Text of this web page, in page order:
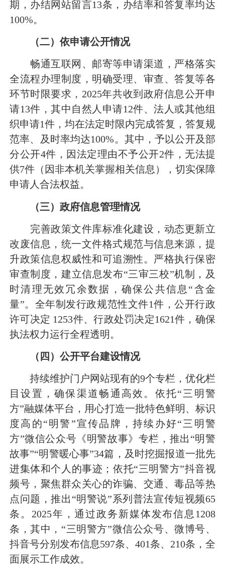
期，办结网站留言13条，办结率和答复率均达
100%。
（二） 依申请公开情况
畅通互联网、邮寄等申请渠道，严格落实
全流程办理制度，明确受理、审查、答复等各
环节时限要求，2025年共收到政府信息公开申
请13件，其中自然人申请12件、法人或其他组
织申请1件，均在法定时限内完成答复，答复规
范率、及时率均达100%。其中，予以公开及部
分公开4件，因法定理由不予公开2件，无法提
供7件（因非本机关掌握相关信息），切实保障
申请人合法权益。
（三） 政府信息管理情况
完善政策文件库标准化建设，动态更新立
改废信息，统一文件格式规范与信息来源，提
升政策信息权威性和可追溯性。严格执行保密
审查制度，建立信息发布“三审三校”机制，及
时清理无效冗余数据，确保公共信息“含金
量”。全年制发行政规范性文件1件，公开行政
许可决定 1253件、行政处罚决定1621件，确保
执法权力运行全程透明。
（四）公开平台建设情况
持续维护门户网站现有的9个专栏，优化栏
目设置，确保渠道畅通高效。依托“三明警
方”融媒体平台，用心打造一批特色鲜明、标识
度高的“明警”宣传品牌，持续办好“三明警
方”微信公众号《明警故事》专栏，推出“明警
故事”“明警暖心事”34篇，及时挖掘报道一批先
进集体和个人的事迹；依托“三明警方”抖音视
频号，聚焦群众关心的诈骗、交通、毒品等热
点问题，推出“明警说”系列普法宣传短视频65
条。2025年，通过政务新媒体发布信息1208
条，其中，“三明警方”微信公众号、微博号、
抖音号分别发布信息597条、401条、210条，全
面展示工作成效。